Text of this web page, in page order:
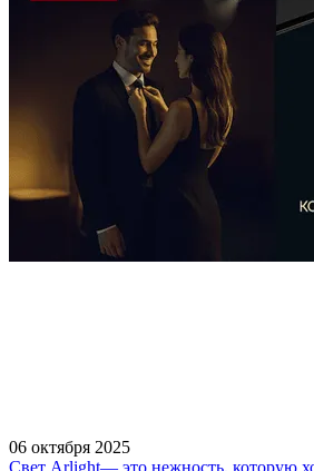
06 октября 2025
Свет Arlight— это нежность, которую